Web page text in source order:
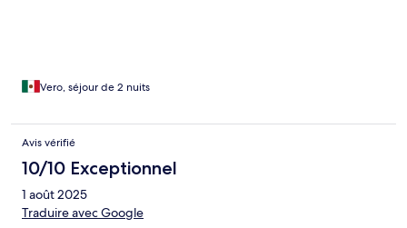
Vero, séjour de 2 nuits
Avis vérifié
10/10 Exceptionnel
1 août 2025
Traduire avec Google